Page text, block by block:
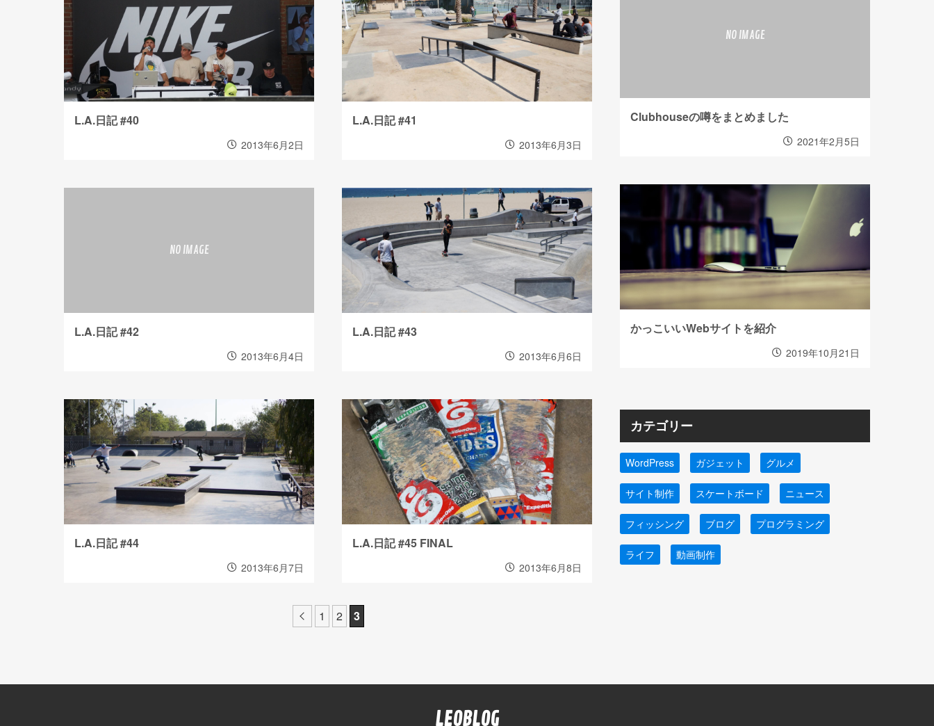
L.A.日記 #40
2013年6月2日
L.A.日記 #41
2013年6月3日
L.A.日記 #42
2013年6月4日
L.A.日記 #43
2013年6月6日
L.A.日記 #44
2013年6月7日
L.A.日記 #45 FINAL
2013年6月8日
≪ 1 2 3
Clubhouseの噂をまとめました
2021年2月5日
かっこいいWebサイトを紹介
2019年10月21日
カテゴリー
WordPress ガジェット グルメ
サイト制作 スケートボード ニュース
フィッシング ブログ プログラミング
ライフ 動画制作
LEOBLOG